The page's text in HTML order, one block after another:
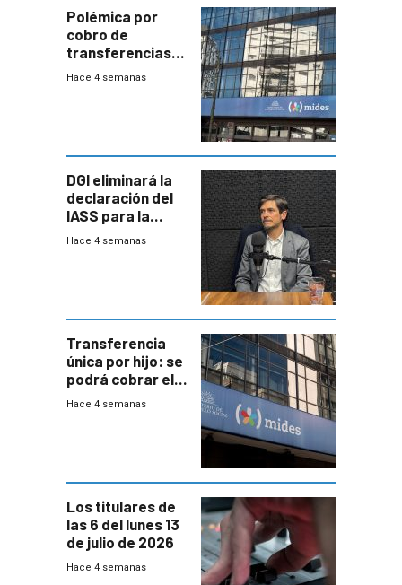
Polémica por
cobro de
transferencias
del Mides en
Hace 4 semanas
DGI eliminará la
declaración del
IASS para la
mayoría de los
Hace 4 semanas
Transferencia
única por hijo: se
podrá cobrar el
100% en efectivo
Hace 4 semanas
Los titulares de
las 6 del lunes 13
de julio de 2026
Hace 4 semanas